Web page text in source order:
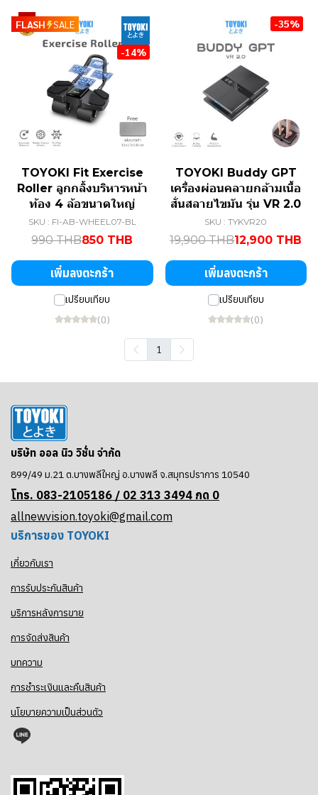
FLASH SALE
-14%
TOYOKI Fit Exercise
Roller ลูกกลิ้งบริหารหน้า
ท้อง 4 ล้อขนาดใหญ่
SKU : FI-AB-WHEEL07-BL
990 THB850 THB
เพิ่มลงตะกร้า
เปรียบเทียบ
(0)
-35%
TOYOKI Buddy GPT
เครื่องผ่อนคลายกล้ามเนื้อ
สั่นสลายไขมัน รุ่น VR 2.0
SKU : TYKVR20
19,900 THB12,900 THB
เพิ่มลงตะกร้า
เปรียบเทียบ
(0)
1
บริษัท ออล นิว วิชั่น จำกัด
899/49 ม.21 ต.บางพลีใหญ่ อ.บางพลี จ.สมุทรปราการ 10540
โทร. 083-2105186 / 02 313 3494 กด 0
allnewvision.toyoki@gmail.com
บริการของ TOYOKI
เกี่ยวกับเรา
การรับประกันสินค้า
บริการหลังการขาย
การจัดส่งสินค้า
บทความ
การชำระเงินและคืนสินค้า
นโยบายความเป็นส่วนตัว